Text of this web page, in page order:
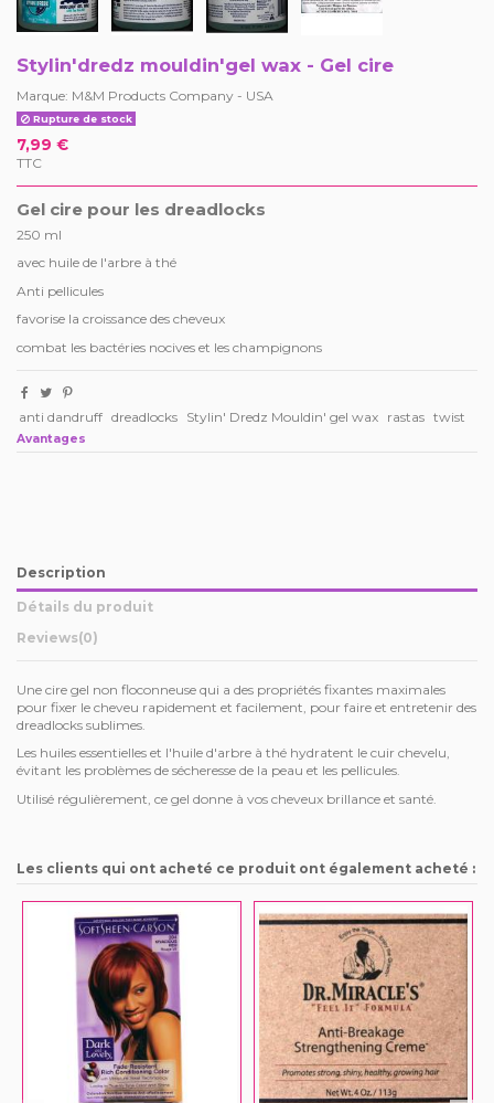
Stylin'dredz mouldin'gel wax - Gel cire
Marque: M&M Products Company - USA
Rupture de stock
7,99 €
TTC
Gel cire pour les dreadlocks
250 ml
avec huile de l'arbre à thé
Anti pellicules
favorise la croissance des cheveux
combat les bactéries nocives et les champignons
anti dandruff dreadlocks Stylin' Dredz Mouldin' gel wax rastas twist
Avantages
Description
Détails du produit
Reviews(0)
Une cire gel non floconneuse qui a des propriétés fixantes maximales
pour fixer le cheveu rapidement et facilement, pour faire et entretenir des
dreadlocks sublimes.
Les huiles essentielles et l'huile d'arbre à thé hydratent le cuir chevelu,
évitant les problèmes de sécheresse de la peau et les pellicules.
Utilisé régulièrement, ce gel donne à vos cheveux brillance et santé.
Les clients qui ont acheté ce produit ont également acheté :